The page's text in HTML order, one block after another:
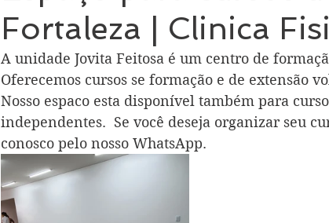
Fortaleza | Clinica
A unidade Jovita Feitosa é um centro de
Oferecemos cursos se formação e de extensão
Nosso espaco esta disponível também para
independentes.  Se você deseja organizar seu
conosco pelo nosso WhatsApp.